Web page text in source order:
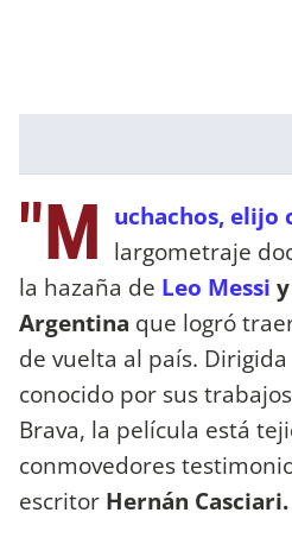
"M uchachos, elijo
largometraje
la hazaña de Leo Messi
Argentina que logró
de vuelta al país.
conocido por sus
Brava, la película está
conmovedores
escritor Hernán Casciari.